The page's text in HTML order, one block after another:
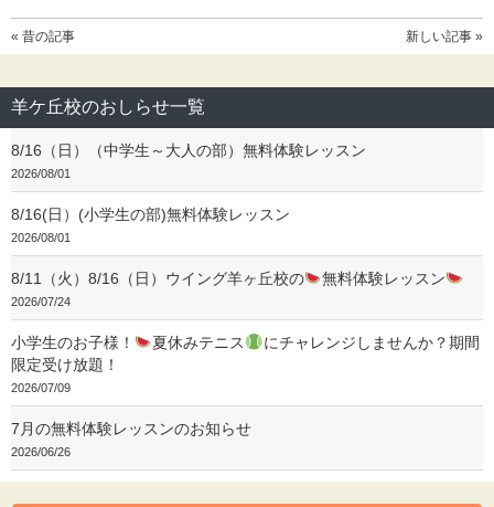
« 昔の記事 新しい記事 »
羊ケ丘校のおしらせ一覧
8/16（日）（中学生～大人の部）無料体験レッスン
2026/08/01
8/16(日）(小学生の部)無料体験レッスン
2026/08/01
8/11（火）8/16（日）ウイング羊ヶ丘校の 無料体験レッスン
2026/07/24
小学生のお子様！ 夏休みテニス
にチャレンジしませんか？期間
限定受け放題！
2026/07/09
7月の無料体験レッスンのお知らせ
2026/06/26